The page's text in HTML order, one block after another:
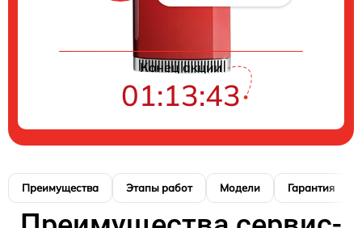
Конец акции
01:13:42
Преимущества Этапы работ Модели Гарантия